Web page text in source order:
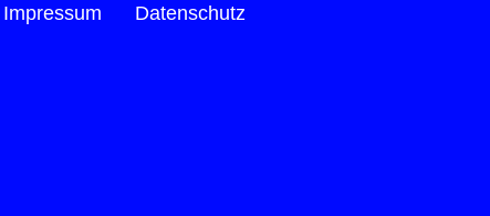
Impressum Datenschutz